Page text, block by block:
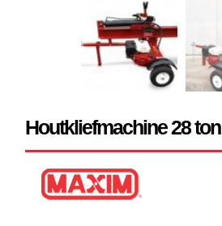
Houtkliefmachine 28 ton